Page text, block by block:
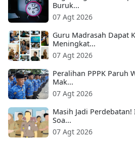
Buruk...
07 Agt 2026
Guru Madrasah Dapat
Meningkat...
07 Agt 2026
Peralihan PPPK Paruh
Mak...
07 Agt 2026
Masih Jadi
Soa...
07 Agt 2026